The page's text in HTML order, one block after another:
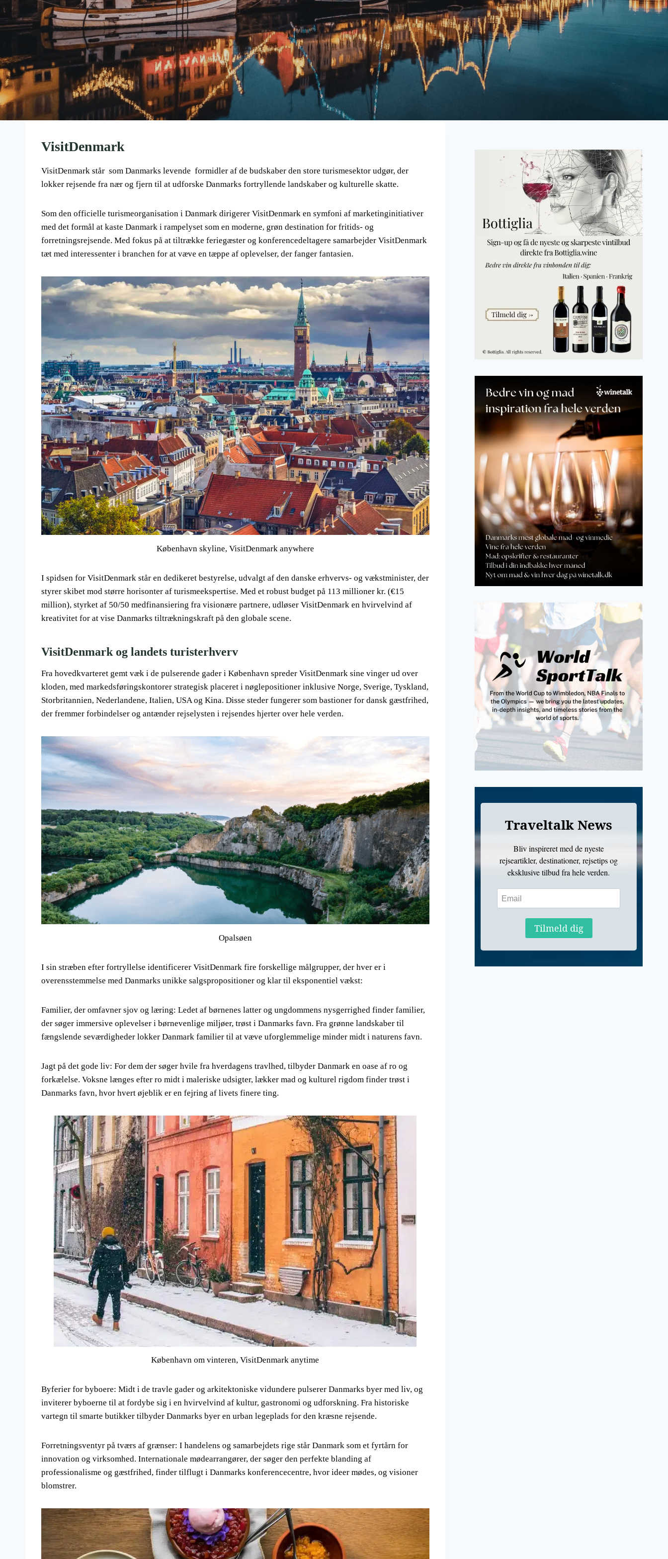
VisitDenmark
VisitDenmark står som Danmarks levende formidler af de budskaber den store turismesektor udgør, der
lokker rejsende fra nær og fjern til at udforske Danmarks fortryllende landskaber og kulturelle skatte.
Som den officielle turismeorganisation i Danmark dirigerer VisitDenmark en symfoni af marketinginitiativer
med det formål at kaste Danmark i rampelyset som en moderne, grøn destination for fritids- og
forretningsrejsende. Med fokus på at tiltrække feriegæster og konferencedeltagere samarbejder VisitDenmark
tæt med interessenter i branchen for at væve en tæppe af oplevelser, der fanger fantasien.
København skyline, VisitDenmark anywhere
I spidsen for VisitDenmark står en dedikeret bestyrelse, udvalgt af den danske erhvervs- og vækstminister, der
styrer skibet mod større horisonter af turismeekspertise. Med et robust budget på 113 millioner kr. (€15
million), styrket af 50/50 medfinansiering fra visionære partnere, udløser VisitDenmark en hvirvelvind af
kreativitet for at vise Danmarks tiltrækningskraft på den globale scene.
VisitDenmark og landets turisterhverv
Fra hovedkvarteret gemt væk i de pulserende gader i København spreder VisitDenmark sine vinger ud over
kloden, med markedsføringskontorer strategisk placeret i nøglepositioner inklusive Norge, Sverige, Tyskland,
Storbritannien, Nederlandene, Italien, USA og Kina. Disse steder fungerer som bastioner for dansk gæstfrihed,
der fremmer forbindelser og antænder rejselysten i rejsendes hjerter over hele verden.
Opalsøen
I sin stræben efter fortryllelse identificerer VisitDenmark fire forskellige målgrupper, der hver er i
overensstemmelse med Danmarks unikke salgspropositioner og klar til eksponentiel vækst:
Familier, der omfavner sjov og læring: Ledet af børnenes latter og ungdommens nysgerrighed finder familier,
der søger immersive oplevelser i børnevenlige miljøer, trøst i Danmarks favn. Fra grønne landskaber til
fængslende seværdigheder lokker Danmark familier til at væve uforglemmelige minder midt i naturens favn.
Jagt på det gode liv: For dem der søger hvile fra hverdagens travlhed, tilbyder Danmark en oase af ro og
forkælelse. Voksne længes efter ro midt i maleriske udsigter, lækker mad og kulturel rigdom finder trøst i
Danmarks favn, hvor hvert øjeblik er en fejring af livets finere ting.
København om vinteren, VisitDenmark anytime
Byferier for byboere: Midt i de travle gader og arkitektoniske vidundere pulserer Danmarks byer med liv, og
inviterer byboerne til at fordybe sig i en hvirvelvind af kultur, gastronomi og udforskning. Fra historiske
vartegn til smarte butikker tilbyder Danmarks byer en urban legeplads for den kræsne rejsende.
Forretningsventyr på tværs af grænser: I handelens og samarbejdets rige står Danmark som et fyrtårn for
innovation og virksomhed. Internationale mødearrangører, der søger den perfekte blanding af
professionalisme og gæstfrihed, finder tilflugt i Danmarks konferencecentre, hvor ideer mødes, og visioner
blomstrer.
Traveltalk News
Bliv inspireret med de nyeste
rejseartikler, destinationer, rejsetips og
eksklusive tilbud fra hele verden.
Tilmeld dig